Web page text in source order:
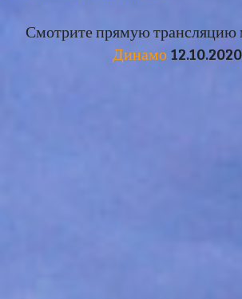
Смотрите прямую трансляцию
Динамо